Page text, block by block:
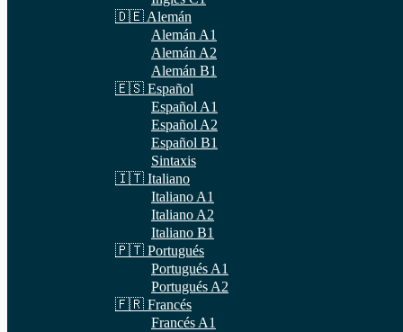
🇩🇪 Alemán
Alemán A1
Alemán A2
Alemán B1
🇪🇸 Español
Español A1
Español A2
Español B1
Sintaxis
🇮🇹 Italiano
Italiano A1
Italiano A2
Italiano B1
🇵🇹 Portugués
Portugués A1
Portugués A2
🇫🇷 Francés
Francés A1